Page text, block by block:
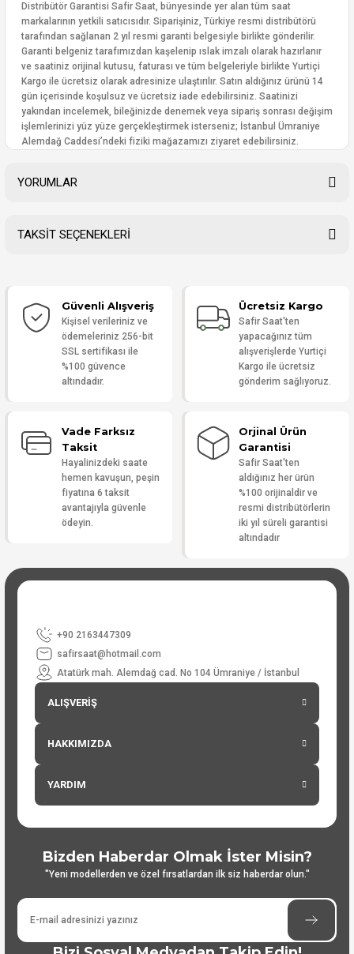
Distribütör Garantisi Safir Saat, bünyesinde yer alan tüm saat
markalarının yetkili satıcısıdır. Siparişiniz, Türkiye resmi distribütörü
tarafından sağlanan 2 yıl resmi garanti belgesiyle birlikte gönderilir.
Garanti belgeniz tarafımızdan kaşelenip ıslak imzalı olarak hazırlanır
ve saatiniz orijinal kutusu, faturası ve tüm belgeleriyle birlikte Yurtiçi
Kargo ile ücretsiz olarak adresinize ulaştırılır. Satın aldığınız ürünü 14
gün içerisinde koşulsuz ve ücretsiz iade edebilirsiniz. Saatinizi
yakından incelemek, bileğinizde denemek veya sipariş sonrası değişim
işlemlerinizi yüz yüze gerçekleştirmek isterseniz; İstanbul Ümraniye
Alemdağ Caddesi’ndeki fiziki mağazamızı ziyaret edebilirsiniz.
YORUMLAR
Yorum Yaz
TAKSİT SEÇENEKLERİ
Güvenli Alışveriş
Kişisel verileriniz ve
ödemeleriniz 256-bit
SSL sertifikası ile
%100 güvence
altındadır.
Ücretsiz Kargo
Safir Saat'ten
yapacağınız tüm
alışverişlerde Yurtiçi
Kargo ile ücretsiz
gönderim sağlıyoruz.
Vade Farksız
Taksit
Hayalinizdeki saate
hemen kavuşun, peşin
fiyatına 6 taksit
avantajıyla güvenle
ödeyin.
Orjinal Ürün
Garantisi
Safir Saat'ten
aldığınız her ürün
%100 orijinaldir ve
resmi distribütörlerin
iki yıl süreli garantisi
altındadır
+90 2163447309
safirsaat@hotmail.com
Atatürk mah. Alemdağ cad. No 104 Ümraniye / İstanbul
ALIŞVERİŞ
HAKKIMIZDA
YARDIM
Bizden Haberdar Olmak İster Misin?
"Yeni modellerden ve özel fırsatlardan ilk siz haberdar olun."